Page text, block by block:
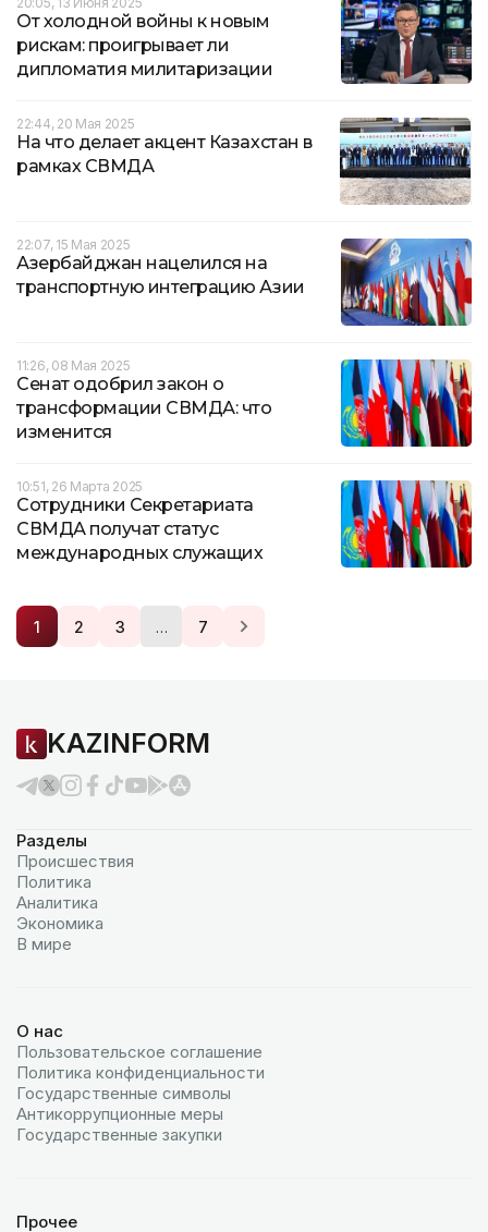
От холодной войны к новым
рискам: проигрывает ли
дипломатия милитаризации
22:44, 20 Мая 2025
На что делает акцент Казахстан в
рамках СВМДА
22:07, 15 Мая 2025
Азербайджан нацелился на
транспортную интеграцию Азии
11:26, 08 Мая 2025
Сенат одобрил закон о
трансформации СВМДА: что
изменится
10:51, 26 Марта 2025
Сотрудники Секретариата
СВМДА получат статус
международных служащих
1 2 3 … 7
KAZINFORM
Разделы
Происшествия
Политика
Аналитика
Экономика
В мире
О нас
Пользовательское соглашение
Политика конфиденциальности
Государственные символы
Антикоррупционные меры
Государственные закупки
Прочее